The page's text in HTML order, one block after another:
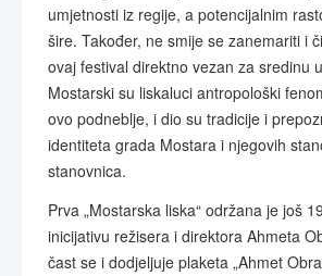
umjetnosti iz regije, a potencijalnim
šire. Također, ne smije se zanemariti i
ovaj festival direktno vezan za sredinu
Mostarski su liskaluci antropološki
ovo podneblje, i dio su tradicije i
identiteta grada Mostara i njegovih
stanovnica.
Prva „Mostarska liska“ održana je još
inicijativu režisera i direktora Ahmeta
čast se i dodjeljuje plaketa „Ahmet